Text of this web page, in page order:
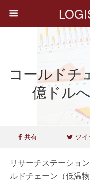
コールドチ
億ドル
共有 ツイ
リサーチステーショ
ルドチェーン（低温